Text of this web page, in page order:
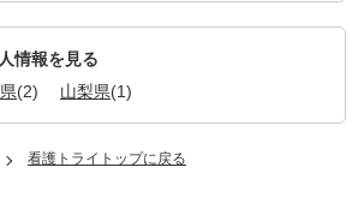
情報を見る
(2) 山梨県(1)
看護トライトップに戻る